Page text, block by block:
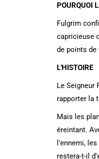
POURQUOI
Fulgrim
capricieuse
de points de
L'HISTOIRE
Le Seigneur
rapporter la
Mais les
éreintant.
l'ennemi,
restera-t-il